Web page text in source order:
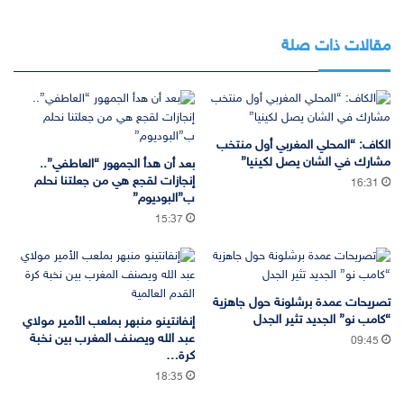
مقالات ذات صلة
الكاف: “المحلي المغربي أول منتخب
مشارك في الشان يصل لكينيا”
16:31
بعد أن هدأ الجمهور “العاطفي”..
إنجازات لقجع هي من جعلتنا نحلم
ب”البوديوم”
15:37
تصريحات عمدة برشلونة حول جاهزية
“كامب نو” الجديد تثير الجدل
09:45
إنفانتينو منبهر بملعب الأمير مولاي
عبد الله ويصنف المغرب بين نخبة
كرة…
18:35